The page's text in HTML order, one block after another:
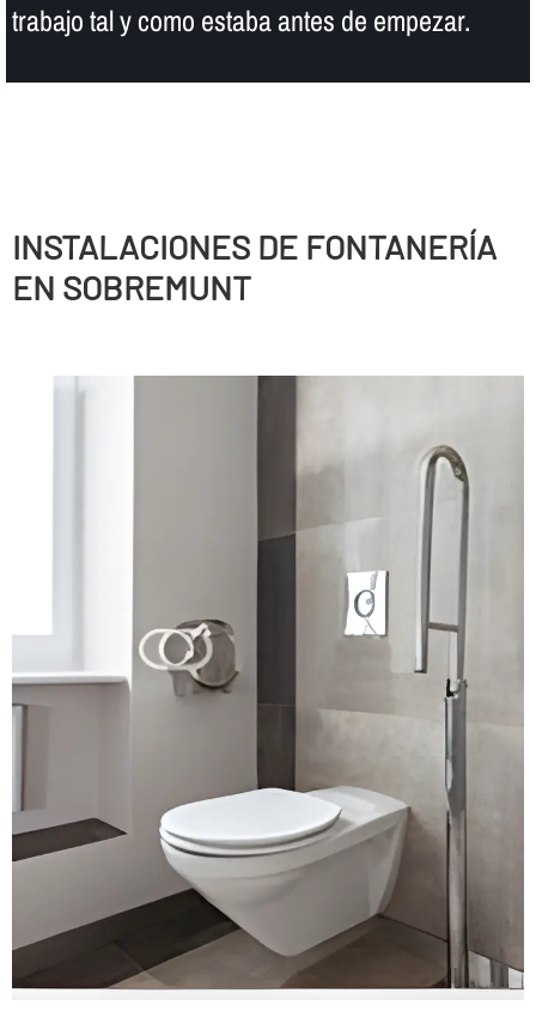
trabajo tal y como estaba antes de empezar.
INSTALACIONES DE FONTANERÍ­A
EN SOBREMUNT